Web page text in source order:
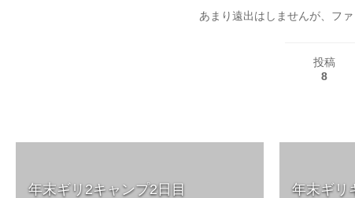
あまり遠出はしませんが、フ
投稿
8
年末ギリ2キャンプ2日目 年末ギリ